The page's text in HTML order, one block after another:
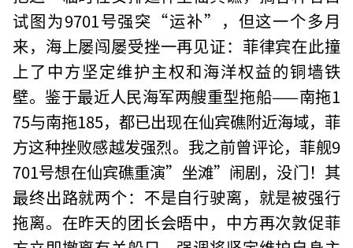
试图为9701号强突“运补”，但这一个多月
来，海上屡闯屡受挫一再见证：菲律宾在此撞
上了中方坚定维护主权和海洋权益的铜墙铁
壁。鉴于最近人民海军两艘重型拖船——南拖1
75与南拖185，都已出现在仙宾礁附近海域，菲
方这种挫败感越发强烈。我之前曾评论，菲舰9
701号想在仙宾礁重演”坐滩”闹剧，没门！其
最终出路就两个：不是自行驶离，就是被强行
拖离。在昨天的团长会晤中，中方再次敦促菲